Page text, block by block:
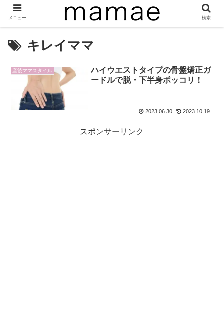
キレイママ
産後ママスタイル
ハイウエストタイプの骨盤矯正ガ
ードルで脱・下半身ポッコリ！
2023.06.30 2023.10.19
スポンサーリンク
メニュー 検索